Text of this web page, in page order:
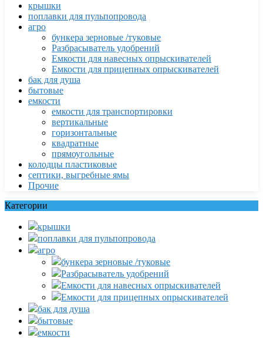
крышки
поплавки для пульпопровода
агро
бункера зерновые /туковые
Разбрасыватель удобрений
Емкости для навесных опрыскивателей
Емкости для прицепных опрыскивателей
бак для душа
бытовые
емкости
емкости для транспортировки
вертикальные
горизонтальные
квадратные
прямоугольные
колодцы пластиковые
септики, выгребные ямы
Прочие
Категории
крышки
поплавки для пульпопровода
агро
бункера зерновые /туковые
Разбрасыватель удобрений
Емкости для навесных опрыскивателей
Емкости для прицепных опрыскивателей
бак для душа
бытовые
емкости